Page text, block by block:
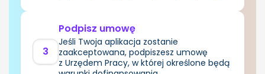
3
Podpisz umowę
Jeśli Twoja aplikacja zostanie
zaakceptowana, podpiszesz umowę
z Urzędem Pracy, w której określone będą